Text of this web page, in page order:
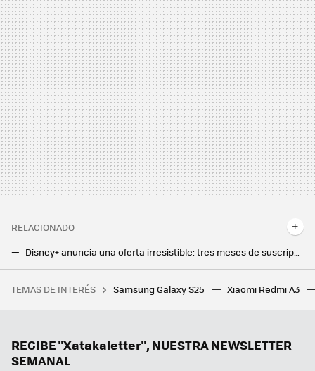
RELACIONADO
Disney+ anuncia una oferta irresistible: tres meses de suscripción por menos de 2 euros al mes
El móvil perfecto para los padres menos exigentes y también para los presupuestos más ajustados
28 autoras para informarse y reflexionar sobre videojuegos
TEMAS DE INTERÉS Samsung Galaxy S25 Xiaomi Redmi A3
RECIBE "Xatakaletter", NUESTRA NEWSLETTER
SEMANAL